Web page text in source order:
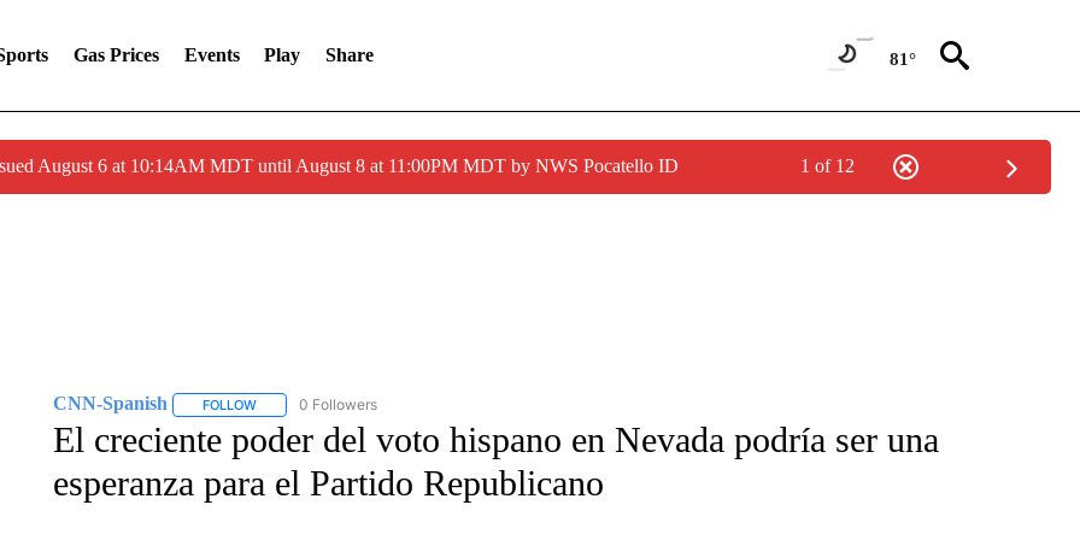
Gas Prices Events Play Share 81°
August 6 at 10:14AM MDT until August 8 at 11:00PM MDT by NWS Pocatello ID 1 of 12
CNN-Spanish FOLLOWFOLLOW "CNN-SPANISH" TO RECEIVE NOTIFICATIONS ABOUT NEW PAGES ON "CNN-SPANISH".
0 Followers
El creciente poder del voto hispano en Nevada podría ser una
esperanza para el Partido Republicano